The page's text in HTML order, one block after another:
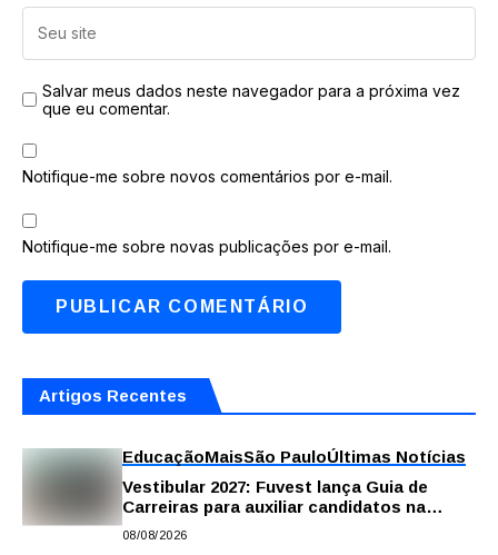
Salvar meus dados neste navegador para a próxima vez
que eu comentar.
Notifique-me sobre novos comentários por e-mail.
Notifique-me sobre novas publicações por e-mail.
Artigos Recentes
EducaçãoMaisSão PauloÚltimas Notícias
Vestibular 2027: Fuvest lança Guia de
Carreiras para auxiliar candidatos na
escolha da profissão
08/08/2026